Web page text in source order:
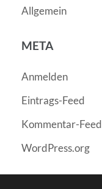
Allgemein
META
Anmelden
Eintrags-Feed
Kommentar-Feed
WordPress.org